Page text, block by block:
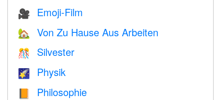
🎥 Emoji-Film
🏡 Von Zu Hause Aus Arbeiten
🎊 Silvester
🌠 Physik
📙 Philosophie